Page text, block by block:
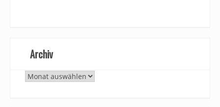
Archiv
Archiv